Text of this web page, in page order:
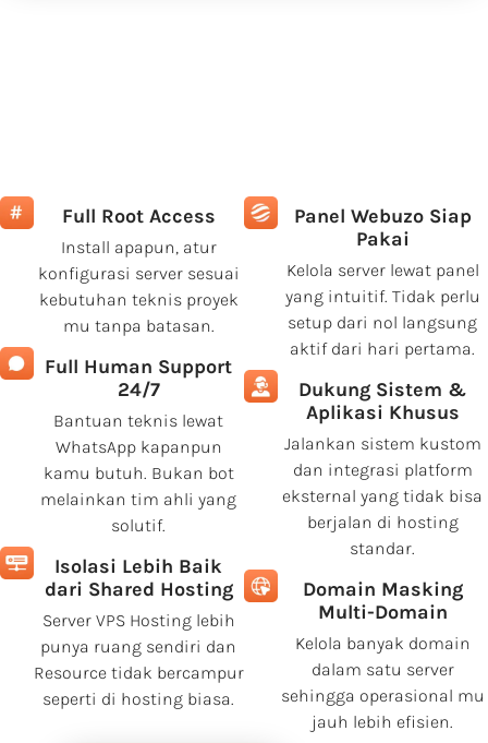
Full Root Access
Install apapun, atur
konfigurasi server sesuai
kebutuhan teknis proyek
mu tanpa batasan.
Full Human Support
24/7
Bantuan teknis lewat
WhatsApp kapanpun
kamu butuh. Bukan bot
melainkan tim ahli yang
solutif.
Isolasi Lebih Baik
dari Shared Hosting
Server VPS Hosting lebih
punya ruang sendiri dan
Resource tidak bercampur
seperti di hosting biasa.
Panel Webuzo Siap
Pakai
Kelola server lewat panel
yang intuitif. Tidak perlu
setup dari nol langsung
aktif dari hari pertama.
Dukung Sistem &
Aplikasi Khusus
Jalankan sistem kustom
dan integrasi platform
eksternal yang tidak bisa
berjalan di hosting
standar.
Domain Masking
Multi-Domain
Kelola banyak domain
dalam satu server
sehingga operasional mu
jauh lebih efisien.